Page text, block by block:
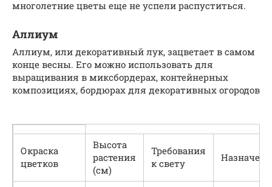
многолетние цветы еще не успели распуститься.
Аллиум
Аллиум, или декоративный лук, зацветает в самом
конце весны. Его можно использовать для
выращивания в миксбордерах, контейнерных
композициях, бордюрах для декоративных огородов
Окраска
цветков
Высота
растения
(см)
Требования
к свету